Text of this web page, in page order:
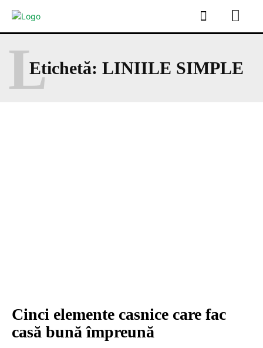
Etichetă: LINIILE SIMPLE
L
Cinci elemente casnice care fac
casă bună împreună